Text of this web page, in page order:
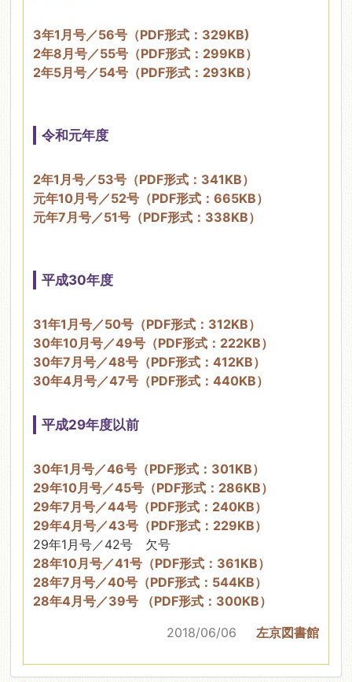
3年1月号／56号（PDF形式：329KB)
2年8月号／55号（PDF形式：299KB）
2年5月号／54号（PDF形式：293KB）
令和元年度
2年1月号／53号（PDF形式：341KB）
元年10月号／52号（PDF形式：665KB）
元年7月号／51号（PDF形式：338KB）
平成30年度
31年1月号／50号（PDF形式：312KB）
30年10月号／49号（PDF形式：222KB）
30年7月号／48号（PDF形式：412KB）
30年4月号／47号（PDF形式：440KB）
平成29年度以前
30年1月号／46号（PDF形式：301KB）
29年10月号／45号（PDF形式：286KB）
29年7月号／44号（PDF形式：240KB）
29年4月号／43号（PDF形式：229KB）
29年1月号／42号 欠号
28年10月号／41号（PDF形式：361KB）
28年7月号／40号（PDF形式：544KB）
28年4月号／39号 （PDF形式：300KB）
2018/06/06
左京図書館